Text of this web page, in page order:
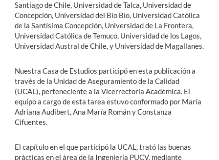
Santiago de Chile, Universidad de Talca, Universidad de
Concepción, Universidad del Bío Bío, Universidad Católica
de la Santísima Concepción, Universidad de La Frontera,
Universidad Católica de Temuco, Universidad de los Lagos,
Universidad Austral de Chile, y Universidad de Magallanes.
Nuestra Casa de Estudios participó en esta publicación a
través de la Unidad de Aseguramiento de la Calidad
(UCAL), perteneciente a la Vicerrectoría Académica. El
equipo a cargo de esta tarea estuvo conformado por María
Adriana Audibert, Ana María Román y Constanza
Cifuentes.
El capítulo en el que participó la UCAL, trató las buenas
prácticas en el área de la Ingeniería PUCV, mediante